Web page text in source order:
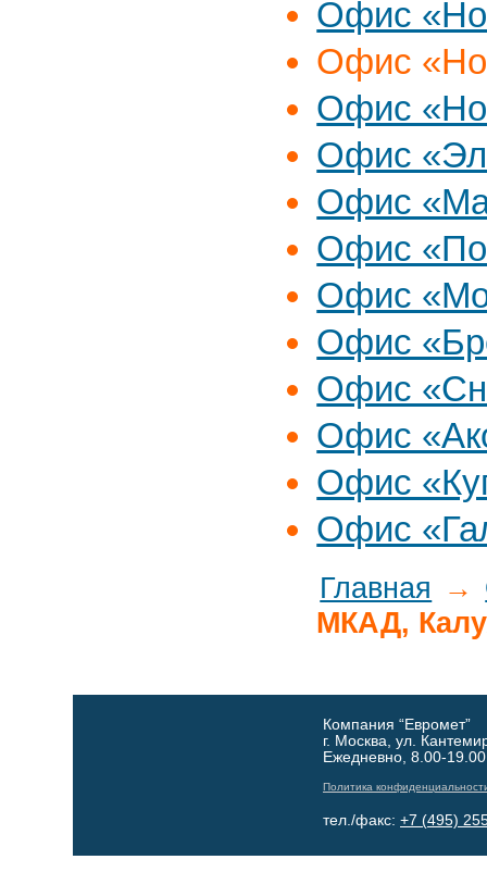
Офис
Офис
Офис
Офис
Офис
Офис
Офис
Офис
Офис
Офис
Офис
Офис
Главная →
МКАД,
Компания “Евромет”
г. Москва, ул.
Ежедневно, 8.00-19.00
Политика
тел./факс: +7 (495)